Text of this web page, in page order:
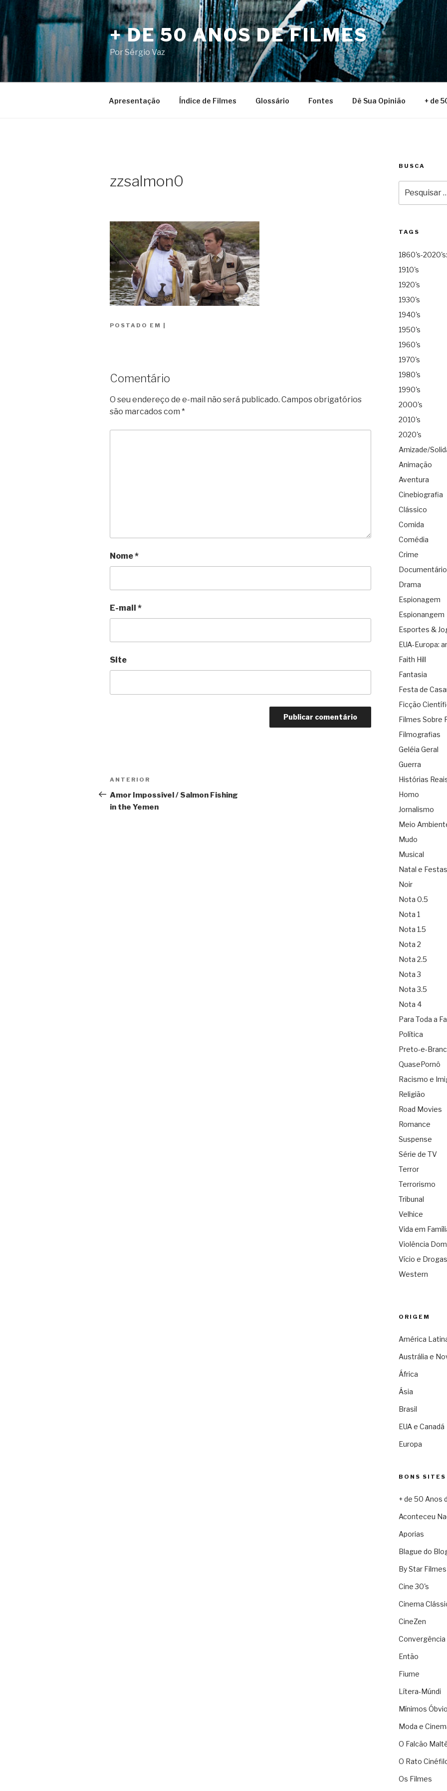
para
o
conteúdo
+ DE 50 ANOS DE FILMES
Por Sérgio Vaz
Apresentação Índice de Filmes Glossário Fontes Dê Sua Opinião + de
zzsalmon0
POSTADO EM
Comentário
O seu endereço de e-mail não será publicado. Campos obrigatórios
são marcados com *
Nome*
E-mail *
Site
Navegação
de
Post
Anterior
ANTERIOR
Amor Impossível / Salmon Fishing
in the Yemen
BUSCA
por:
TAGS
1860's-
1910's
1920's
1930's
1940's
1950's
1960's
1970's
1980's
1990's
2000's
2010's
2020's
Amizade/
Animação
Aventura
Cinebiografia
Clássico
Comida
Comédia
Crime
Documentário
Drama
Espionagem
Espionangem
Esportes &
EUA-Europa:
Faith Hill
Fantasia
Festa de
Ficção
Filmes Sobre
Filmografias
Geléia Geral
Guerra
Histórias
Homo
Jornalismo
Meio
Mudo
Musical
Natal e Festas
Noir
Nota 0.5
Nota 1
Nota 1.5
Nota 2
Nota 2.5
Nota 3
Nota 3.5
Nota 4
Para Toda a
Política
Preto-e-
QuasePornô
Racismo e
Religião
Road Movies
Romance
Suspense
Série de TV
Terror
Terrorismo
Tribunal
Velhice
Vida em
Violência
Vício e Drogas
Western
ORIGEM
América
Austrália e
África
Ásia
Brasil
EUA e Canadá
Europa
BONS SITES
+ de 50 Anos
Aconteceu
Aporias
Blague do
By Star Filmes
Cine 30's
Cinema
CineZen
Convergência
Então
Fiume
Lítera-Múndi
Mínimos
Moda e
O Falcão
O Rato
Os Filmes